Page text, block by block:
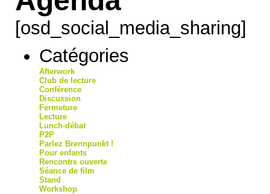
[osd_social_media_sharing]
Catégories
Afterwork
Club de lecture
Conférence
Discussion
Fermeture
Lecture
Lunch-débat
P2P
Parlez Brennpunkt !
Pour enfants
Rencontre ouverte
Séance de film
Stand
Workshop